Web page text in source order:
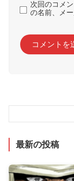
次回のコメ
の名前、メ
最新の投稿